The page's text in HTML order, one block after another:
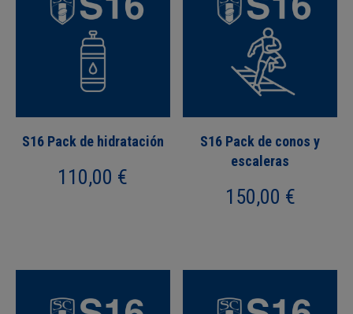
S16 Pack de hidratación
110,00 €
S16 Pack de conos y
escaleras
150,00 €